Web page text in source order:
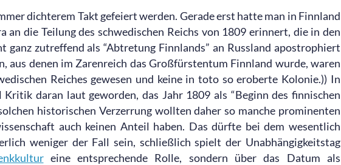
dichterem Takt gefeiert werden. Gerade erst hatte man in Finnland
an die Teilung des schwedischen Reichs von 1809 erinnert, die in den
ganz zutreffend als “Abtretung Finnlands” an Russland apostrophiert
aus denen im Zarenreich das Großfürstentum Finnland wurde, waren
Reiches gewesen und keine in toto so eroberte Kolonie.)) In
daran laut geworden, das Jahr 1809 als “Beginn des finnischen
historischen Verzerrung wollten daher so manche prominenten
auch keinen Anteil haben. Das dürfte bei dem wesentlich
weniger der Fall sein, schließlich spielt der Unabhängigkeitstag
eine entsprechende Rolle, sondern über das Datum als